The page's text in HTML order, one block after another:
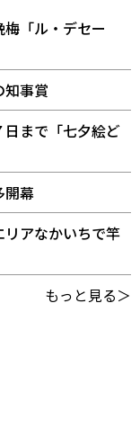
「ル・デセー
事賞
まで「七夕絵ど
開幕
アなかいちで竿
もっと見る＞